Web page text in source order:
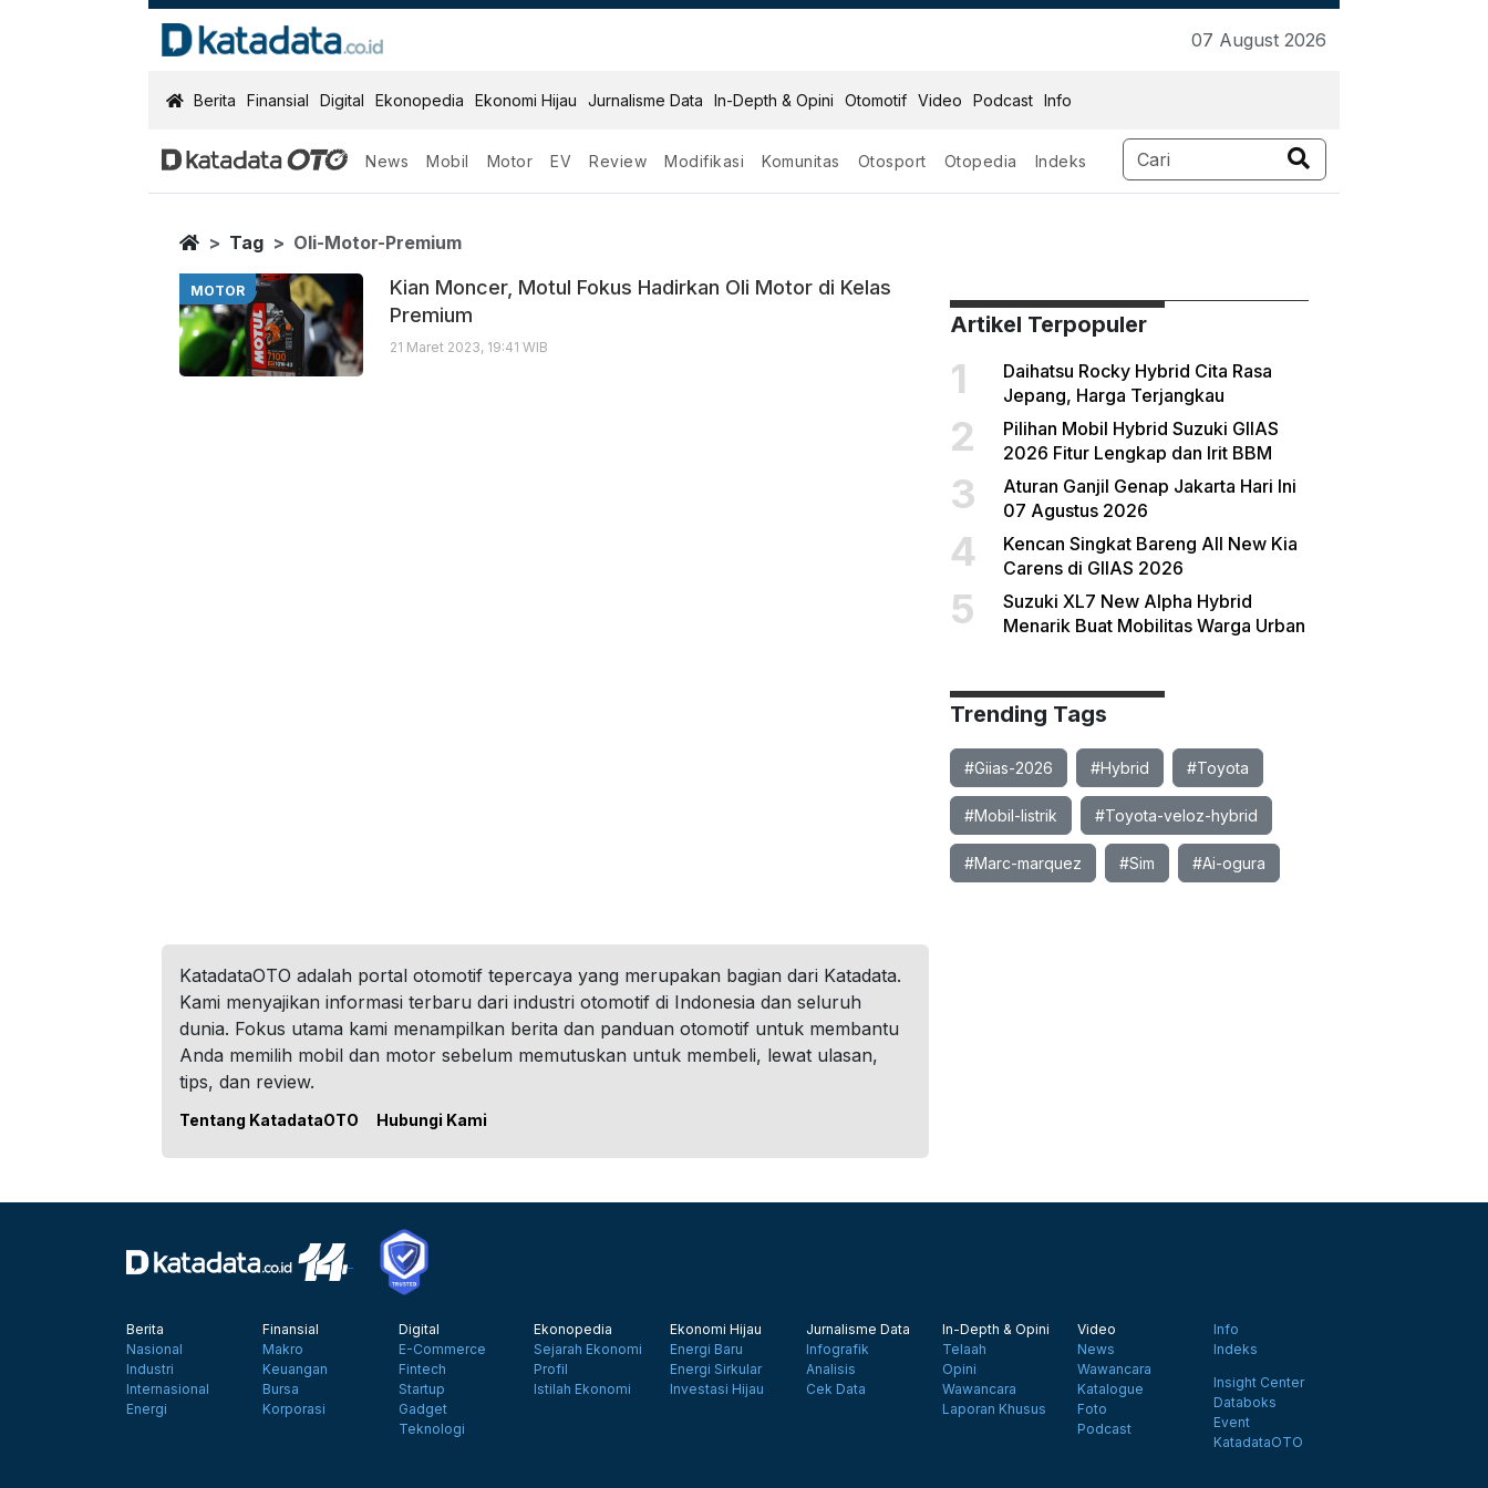
07 August 2026
KatadataOTO
Berita Finansial Digital Ekonopedia Ekonomi Hijau Jurnalisme Data In-Depth & Opini Otomotif Video Podcast Info
News Mobil Motor EV Review Modifikasi Komunitas Otosport Otopedia Indeks
Oli Motor Premium
Berita Terbaru
Home
Tag Oli-Motor-Premium
MOTOR
Kian Moncer, Motul Fokus Hadirkan Oli Motor di Kelas
Premium
21 Maret 2023, 19:41 WIB
Artikel Terpopuler
1
Daihatsu Rocky Hybrid Cita Rasa
Jepang, Harga Terjangkau
2
Pilihan Mobil Hybrid Suzuki GIIAS
2026 Fitur Lengkap dan Irit BBM
3
Aturan Ganjil Genap Jakarta Hari Ini
07 Agustus 2026
4
Kencan Singkat Bareng All New Kia
Carens di GIIAS 2026
5
Suzuki XL7 New Alpha Hybrid
Menarik Buat Mobilitas Warga Urban
Trending Tags
#Giias-2026 #Hybrid #Toyota
#Mobil-listrik #Toyota-veloz-hybrid
#Marc-marquez #Sim #Ai-ogura
KatadataOTO adalah portal otomotif tepercaya yang merupakan bagian dari Katadata.
Kami menyajikan informasi terbaru dari industri otomotif di Indonesia dan seluruh
dunia. Fokus utama kami menampilkan berita dan panduan otomotif untuk membantu
Anda memilih mobil dan motor sebelum memutuskan untuk membeli, lewat ulasan,
tips, dan review.
Tentang KatadataOTO Hubungi Kami
Berita
Nasional
Industri
Internasional
Energi
Finansial
Makro
Keuangan
Bursa
Korporasi
Digital
E-Commerce
Fintech
Startup
Gadget
Teknologi
Ekonopedia
Sejarah Ekonomi
Profil
Istilah Ekonomi
Ekonomi Hijau
Energi Baru
Energi Sirkular
Investasi Hijau
Jurnalisme Data
Infografik
Analisis
Cek Data
In-Depth & Opini
Telaah
Opini
Wawancara
Laporan Khusus
Video
News
Wawancara
Katalogue
Foto
Podcast
Info
Indeks
Insight Center
Databoks
Event
KatadataOTO